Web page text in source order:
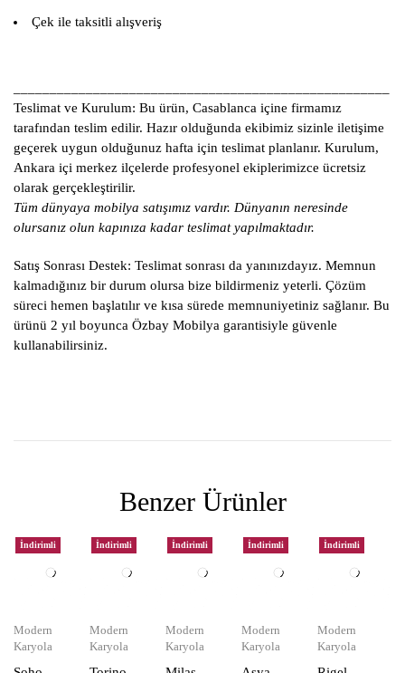
Çek ile taksitli alışveriş
Teslimat ve Kurulum: Bu ürün, Casablanca içine firmamız
tarafından teslim edilir. Hazır olduğunda ekibimiz sizinle iletişime
geçerek uygun olduğunuz hafta için teslimat planlanır. Kurulum,
Ankara içi merkez ilçelerde profesyonel ekiplerimizce ücretsiz
olarak gerçekleştirilir.
Tüm dünyaya mobilya satışımız vardır. Dünyanın neresinde
olursanız olun kapınıza kadar teslimat yapılmaktadır.
Satış Sonrası Destek: Teslimat sonrası da yanınızdayız. Memnun
kalmadığınız bir durum olursa bize bildirmeniz yeterli. Çözüm
süreci hemen başlatılır ve kısa sürede memnuniyetiniz sağlanır. Bu
ürünü 2 yıl boyunca Özbay Mobilya garantisiyle güvenle
kullanabilirsiniz.
Benzer Ürünler
İndirimli
Modern
Karyola
İndirimli
Modern
Karyola
İndirimli
Modern
Karyola
İndirimli
Modern
Karyola
İndirimli
Modern
Karyola